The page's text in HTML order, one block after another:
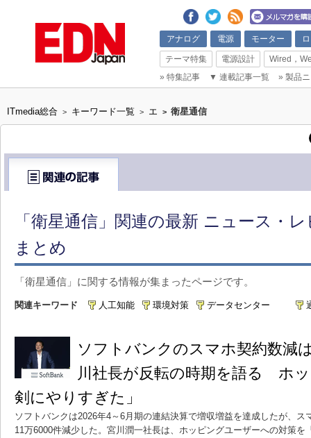
アナログ 電源 モーター
テーマ特集 電源設計
Wired，
» 特集記事 ▼ 連載記事一覧 » 製品
ITmedia総合 > キーワード一覧 > エ > 衛星通信
「衛星通信」関連の最新 ニュース・
まとめ
「衛星通信」に関する情報が集まったページです。
関連キーワード 人工知能 環境対策 データセンター
ソフトバンクのスマホ契約数
川社長が反転の時期を語る ホ
剣にやりすぎた」
ソフトバンクは2026年4～6月期の連結決算で増収増益を達成したが、ス
11万6000件減少した。宮川潤一社長は、ホッピングユーザーへの対策を